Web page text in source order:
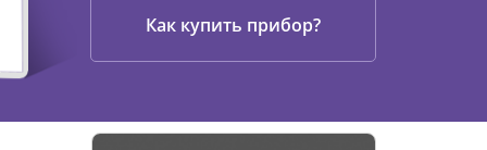
Как купить прибор?